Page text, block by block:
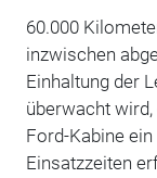
60.000
inzwischen
Einhaltung der
überwacht
Ford-Kabine
Einsatzzeiten